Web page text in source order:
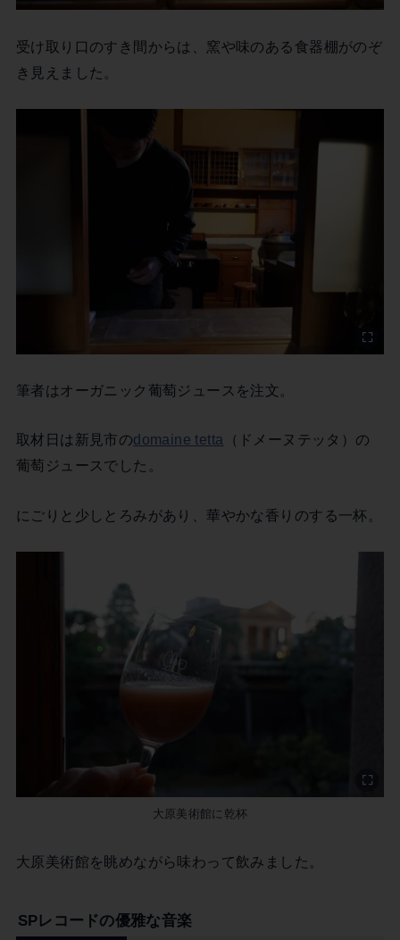
受け取り口のすき間からは、窯や味のある食器棚がのぞ
き見えました。
筆者はオーガニック葡萄ジュースを注文。
取材日は新見市のdomaine tetta （ドメーヌテッタ）の
葡萄ジュースでした。
にごりと少しとろみがあり、華やかな香りのする一杯。
大原美術館に乾杯
大原美術館を眺めながら味わって飲みました。
SPレコードの優雅な音楽